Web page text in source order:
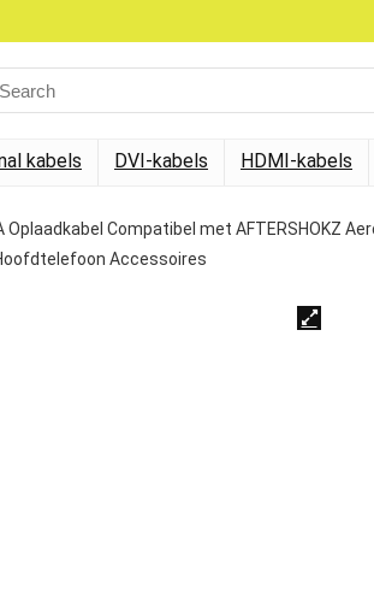
kabels DVI-kabels HDMI-kabels
Oplaadkabel Compatibel met AFTERSHOKZ
Accessoires